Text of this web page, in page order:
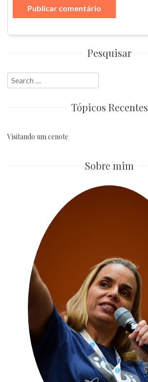
Pesquisar
Search
for:
Tópicos Recentes
Visitando um cenote
Sobre mim